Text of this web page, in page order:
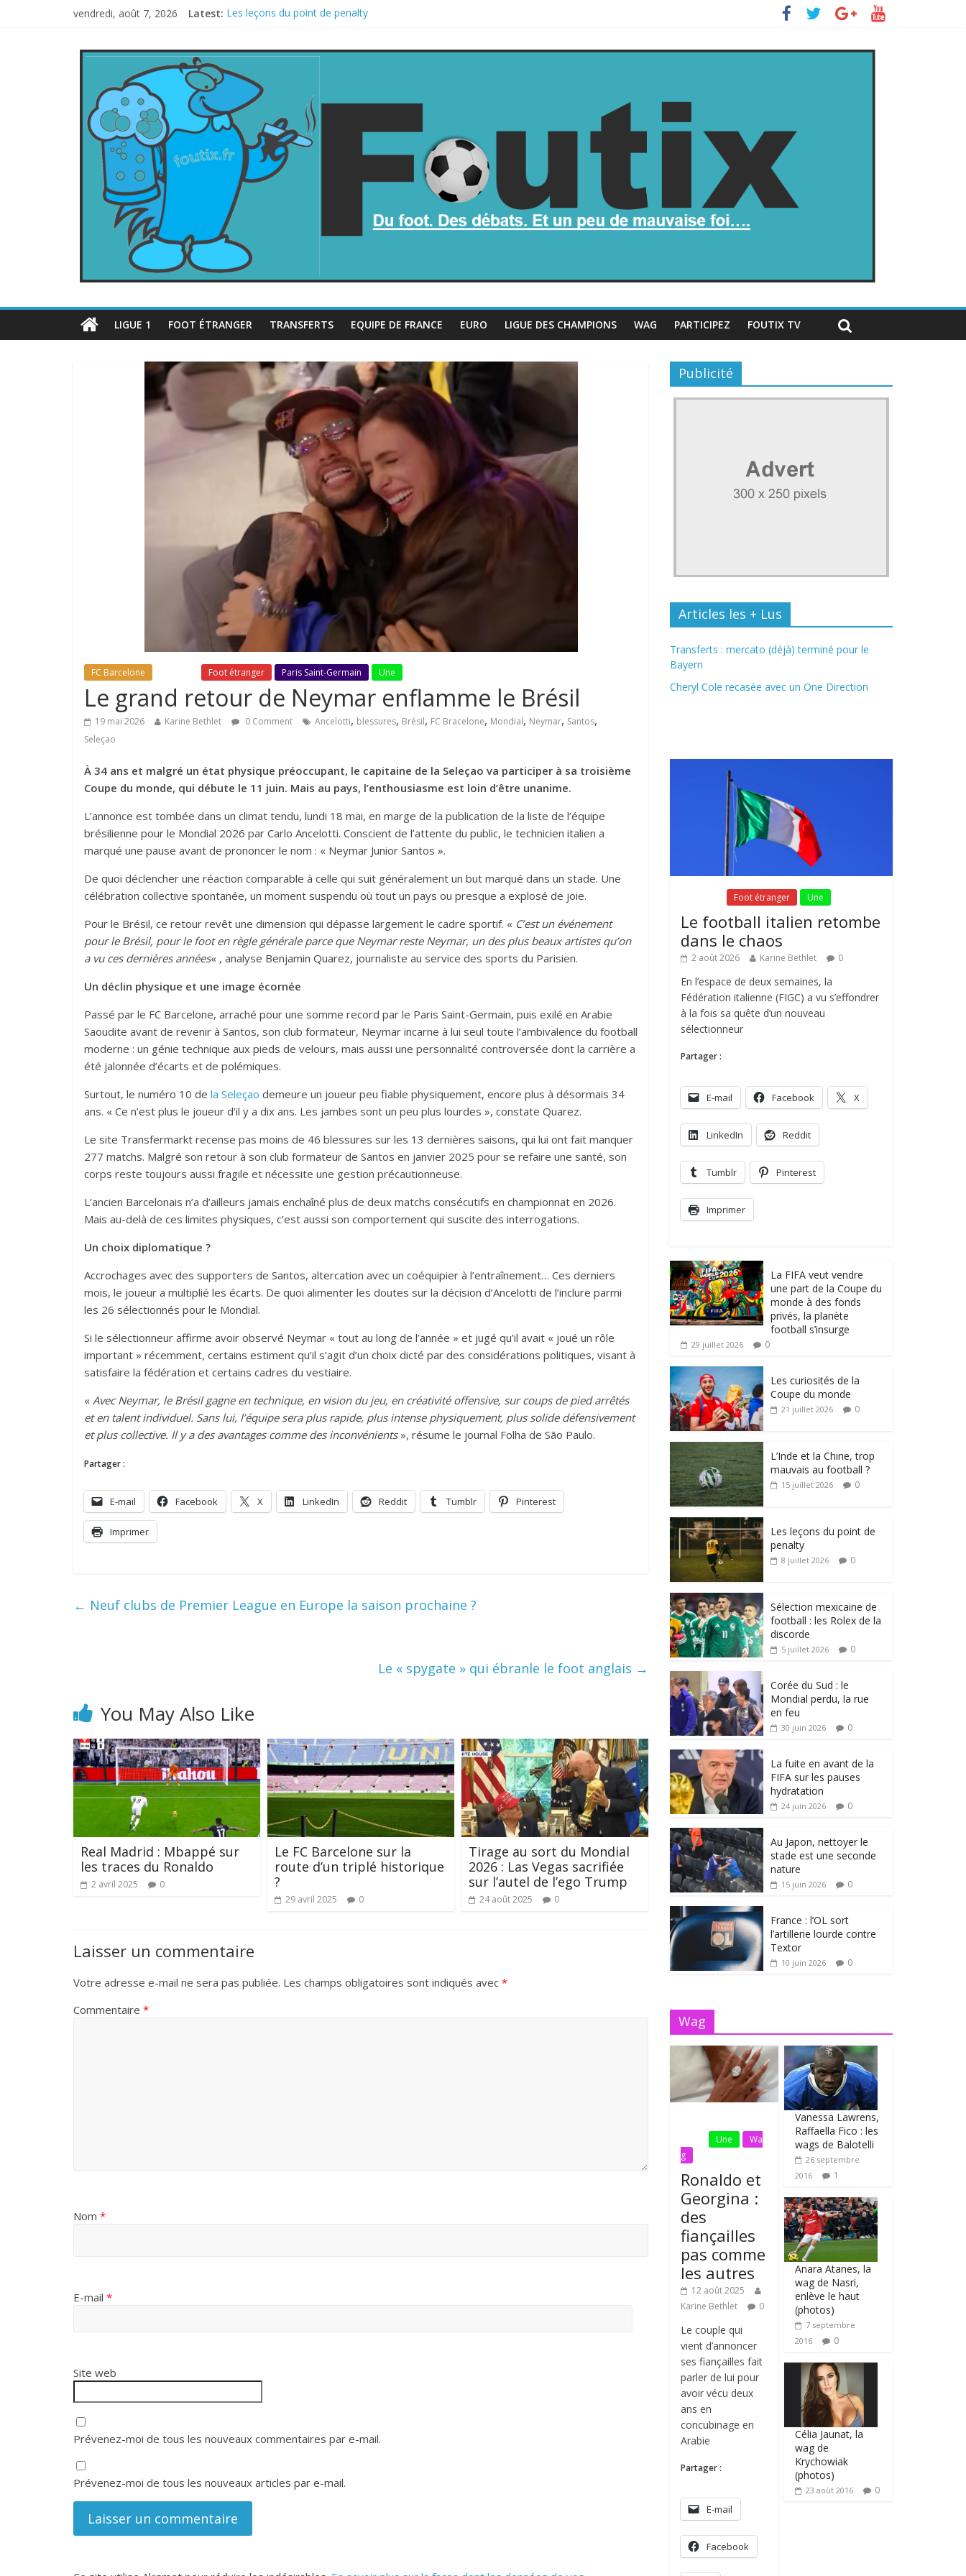
vendredi, août 7, 2026 Latest: Les leçons du point de penalty
Les curiosités de la Coupe du monde
L’Inde et la Chine, trop mauvais au football ?
LIGUE 1 FOOT ÉTRANGER TRANSFERTS EQUIPE DE FRANCE EURO LIGUE DES CHAMPIONS WAG PARTICIPEZ FOUTIX TV
FC Barcelone Foot étranger Paris Saint-Germain Une
Le grand retour de Neymar enflamme le Brésil
19 mai 2026 Karine Bethlet 0 Comment Ancelotti, blessures, Brésil, FC Bracelone, Mondial, Neymar, Santos,
Seleçao
À 34 ans et malgré un état physique préoccupant, le capitaine de la Seleçao va participer à sa troisième
Coupe du monde, qui débute le 11 juin. Mais au pays, l’enthousiasme est loin d’être unanime.
L’annonce est tombée dans un climat tendu, lundi 18 mai, en marge de la publication de la liste de l’équipe
brésilienne pour le Mondial 2026 par Carlo Ancelotti. Conscient de l’attente du public, le technicien italien a
marqué une pause avant de prononcer le nom : « Neymar Junior Santos ».
De quoi déclencher une réaction comparable à celle qui suit généralement un but marqué dans un stade. Une
célébration collective spontanée, un moment suspendu où tout un pays ou presque a explosé de joie.
Pour le Brésil, ce retour revêt une dimension qui dépasse largement le cadre sportif. « C’est un événement
pour le Brésil, pour le foot en règle générale parce que Neymar reste Neymar, un des plus beaux artistes qu’on
a vu ces dernières années« , analyse Benjamin Quarez, journaliste au service des sports du Parisien.
Un déclin physique et une image écornée
Passé par le FC Barcelone, arraché pour une somme record par le Paris Saint-Germain, puis exilé en Arabie
Saoudite avant de revenir à Santos, son club formateur, Neymar incarne à lui seul toute l’ambivalence du football
moderne : un génie technique aux pieds de velours, mais aussi une personnalité controversée dont la carrière a
été jalonnée d’écarts et de polémiques.
Surtout, le numéro 10 de la Seleçao demeure un joueur peu fiable physiquement, encore plus à désormais 34
ans. « Ce n’est plus le joueur d’il y a dix ans. Les jambes sont un peu plus lourdes », constate Quarez.
Le site Transfermarkt recense pas moins de 46 blessures sur les 13 dernières saisons, qui lui ont fait manquer
277 matchs. Malgré son retour à son club formateur de Santos en janvier 2025 pour se refaire une santé, son
corps reste toujours aussi fragile et nécessite une gestion précautionneuse.
L’ancien Barcelonais n’a d’ailleurs jamais enchaîné plus de deux matchs consécutifs en championnat en 2026.
Mais au-delà de ces limites physiques, c’est aussi son comportement qui suscite des interrogations.
Un choix diplomatique ?
Accrochages avec des supporters de Santos, altercation avec un coéquipier à l’entraînement… Ces derniers
mois, le joueur a multiplié les écarts. De quoi alimenter les doutes sur la décision d’Ancelotti de l’inclure parmi
les 26 sélectionnés pour le Mondial.
Si le sélectionneur affirme avoir observé Neymar « tout au long de l’année » et jugé qu’il avait « joué un rôle
important » récemment, certains estiment qu’il s’agit d’un choix dicté par des considérations politiques, visant à
satisfaire la fédération et certains cadres du vestiaire.
« Avec Neymar, le Brésil gagne en technique, en vision du jeu, en créativité offensive, sur coups de pied arrêtés
et en talent individuel. Sans lui, l’équipe sera plus rapide, plus intense physiquement, plus solide défensivement
et plus collective. Il y a des avantages comme des inconvénients », résume le journal Folha de São Paulo.
Partager :
E-mail Facebook X LinkedIn Reddit Tumblr Pinterest
Imprimer
← Neuf clubs de Premier League en Europe la saison prochaine ?
Le « spygate » qui ébranle le foot anglais →
You May Also Like
Real Madrid : Mbappé sur
les traces du Ronaldo
2 avril 2025 0
Le FC Barcelone sur la
route d’un triplé historique
?
29 avril 2025 0
Tirage au sort du Mondial
2026 : Las Vegas sacrifiée
sur l’autel de l’ego Trump
24 août 2025 0
Laisser un commentaire
Votre adresse e-mail ne sera pas publiée. Les champs obligatoires sont indiqués avec *
Commentaire *
Nom *
E-mail *
Site web
Prévenez-moi de tous les nouveaux commentaires par e-mail.
Prévenez-moi de tous les nouveaux articles par e-mail.
Publicité
Articles les + Lus
Transferts : mercato (déjà) terminé pour le
Bayern
Cheryl Cole recasée avec un One Direction
Foot étranger Une
Le football italien retombe
dans le chaos
2 août 2026 Karine Bethlet 0
En l’espace de deux semaines, la
Fédération italienne (FIGC) a vu s’effondrer
à la fois sa quête d’un nouveau
sélectionneur
Partager :
E-mail Facebook X
LinkedIn Reddit
Tumblr Pinterest
Imprimer
La FIFA veut vendre
une part de la Coupe du
monde à des fonds
privés, la planète
football s’insurge
29 juillet 2026 0
Les curiosités de la
Coupe du monde
21 juillet 2026 0
L’Inde et la Chine, trop
mauvais au football ?
15 juillet 2026 0
Les leçons du point de
penalty
8 juillet 2026 0
Sélection mexicaine de
football : les Rolex de la
discorde
5 juillet 2026 0
Corée du Sud : le
Mondial perdu, la rue
en feu
30 juin 2026 0
La fuite en avant de la
FIFA sur les pauses
hydratation
24 juin 2026 0
Au Japon, nettoyer le
stade est une seconde
nature
15 juin 2026 0
France : l’OL sort
l’artillerie lourde contre
Textor
10 juin 2026 0
Wag
Une
Wa
g
Ronaldo et
Georgina :
des
fiançailles
pas comme
les autres
12 août 2025
Karine Bethlet
0
Le couple qui
vient d’annoncer
ses fiançailles fait
parler de lui pour
avoir vécu deux
ans en
concubinage en
Arabie
Partager :
E-mail
Facebook
Vanessa Lawrens,
Raffaella Fico : les
wags de Balotelli
26 septembre
2016
1
Anara Atanes, la
wag de Nasri,
enlève le haut
(photos)
7 septembre
2016
0
Célia Jaunat, la
wag de
Krychowiak
(photos)
23 août 2016 0